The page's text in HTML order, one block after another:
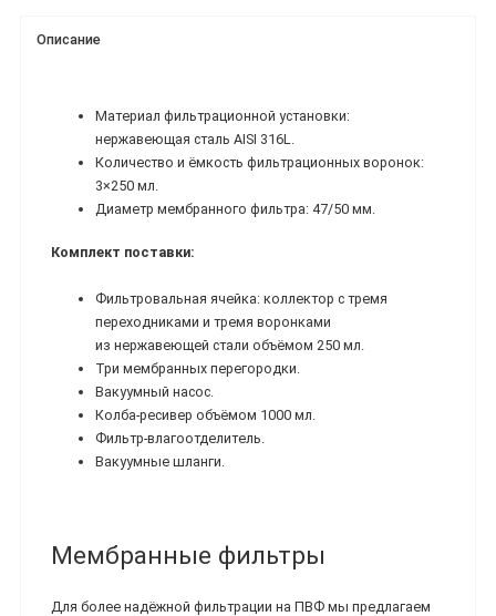
Описание
Материал фильтрационной установки:
нержавеющая сталь AISI 316L.
Количество и ёмкость фильтрационных воронок:
3×250 мл.
Диаметр мембранного фильтра: 47/50 мм.
Комплект поставки:
Фильтровальная ячейка: коллектор с тремя
переходниками и тремя воронками
из нержавеющей стали объёмом 250 мл.
Три мембранных перегородки.
Вакуумный насос.
Колба-ресивер объёмом 1000 мл.
Фильтр-влагоотделитель.
Вакуумные шланги.
Мембранные фильтры
Для более надёжной фильтрации на ПВФ мы предлагаем